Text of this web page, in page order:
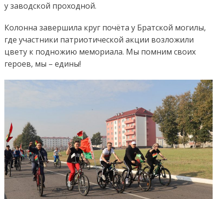
у заводской проходной.
Колонна завершила круг почёта у Братской могилы,
где участники патриотической акции возложили
цвету к подножию мемориала. Мы помним своих
героев, мы – едины!